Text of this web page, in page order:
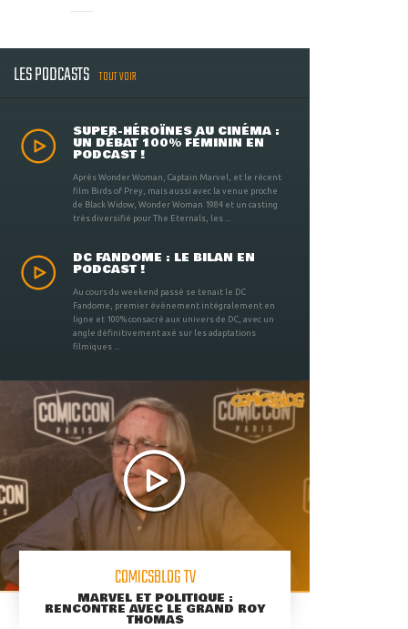
LES PODCASTS TOUT VOIR
SUPER-HÉROÏNES AU CINÉMA :
UN DÉBAT 100% FÉMININ EN
PODCAST !
Après Wonder Woman, Captain Marvel, et le récent
film Birds of Prey, mais aussi avec la venue proche
de Black Widow, Wonder Woman 1984 et un casting
très diversifié pour The Eternals, les ...
DC FANDOME : LE BILAN EN
PODCAST !
Au cours du weekend passé se tenait le DC
Fandome, premier évènement intégralement en
ligne et 100% consacré aux univers de DC, avec un
angle définitivement axé sur les adaptations
filmiques ...
COMICSBLOG TV
MARVEL ET POLITIQUE :
RENCONTRE AVEC LE GRAND ROY
THOMAS